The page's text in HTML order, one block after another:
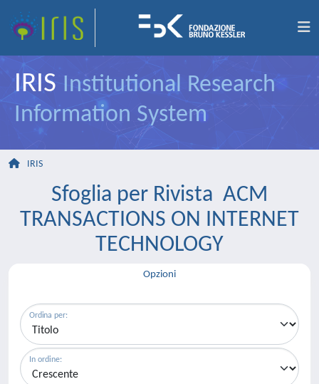
IRIS Institutional Research
Information System
IRIS
Sfoglia per Rivista ACM
TRANSACTIONS ON INTERNET
TECHNOLOGY
Opzioni
Ordina per:
In ordine: